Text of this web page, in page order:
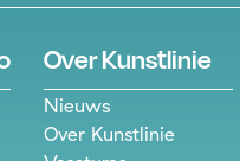
Over Kunstlinie
Nieuws
Over Kunstlinie